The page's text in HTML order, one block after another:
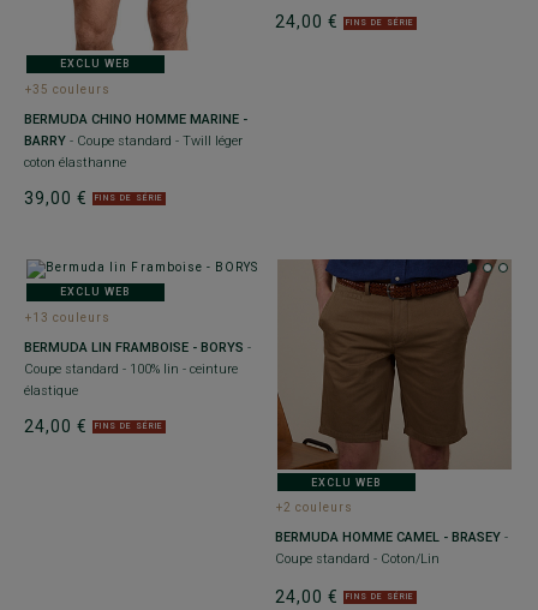
EXCLU WEB
+35 couleurs
BERMUDA CHINO HOMME MARINE -
BARRY - Coupe standard - Twill léger
coton élasthanne
39,00 € FINS DE SÉRIE
24,00 € FINS DE SÉRIE
EXCLU WEB
+13 couleurs
BERMUDA LIN FRAMBOISE - BORYS -
Coupe standard - 100% lin - ceinture
élastique
24,00 € FINS DE SÉRIE
EXCLU WEB
+2 couleurs
BERMUDA HOMME CAMEL - BRASEY -
Coupe standard - Coton/Lin
24,00 € FINS DE SÉRIE